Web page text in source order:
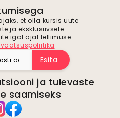
et olla kursis uute
ja eksklusiivsete
igal ajal tellimuse
Esita
ja tulevaste
saamiseks